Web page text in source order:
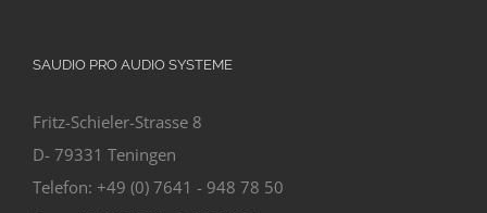
SAUDIO PRO AUDIO SYSTEME
Fritz-Schieler-Strasse 8
D- 79331 Teningen
Telefon: +49 (0) 7641 - 948 78 50